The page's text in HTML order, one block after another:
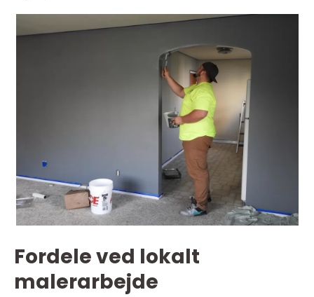
Fordele ved lokalt
malerarbejde